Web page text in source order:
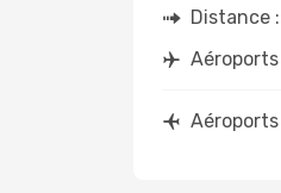
Distance :